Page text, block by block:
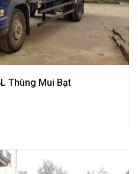
Thùng Mui Bạt